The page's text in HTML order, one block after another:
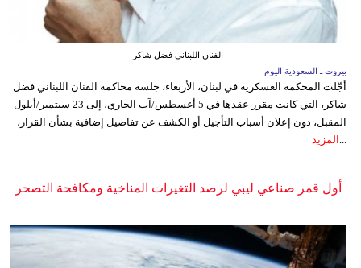
الفنان اللبناني فضل شاكر
بيروت ـ السعودية اليوم
أجّلت المحكمة العسكرية في لبنان، الأربعاء، جلسة محاكمة الفنان اللبناني فضل
شاكر، التي كانت مقرر عقدها في 5 أغسطس/آب الجاري، إلى 23 سبتمبر/أيلول
المقبل، دون إعلان أسباب التأجيل أو الكشف عن تفاصيل إضافية بشأن القرار،
المزيد
أول قمر صناعي ليبي لرصد التغيرات المناخية ومكافحة التصحر